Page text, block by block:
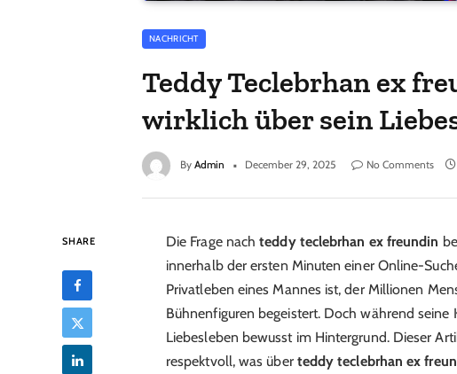
NACHRICHT
Teddy Teclebrhan ex
wirklich über sein
By Admin December 29, 2025 No Comments
SHARE Die Frage nachteddy teclebrhan ex freundin
innerhalb der ersten Minuten einer Online-
Privatleben eines Mannes ist, der Millionen
Bühnenfiguren begeistert. Doch während seine
Liebesleben bewusst im Hintergrund. Dieser
respektvoll, was über teddy teclebrhan ex